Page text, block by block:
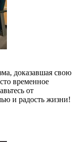
доказавшая свою
временное
от
и радость жизни!